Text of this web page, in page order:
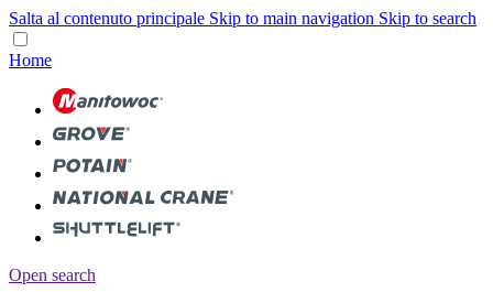
Salta al contenuto principale Skip to main navigation Skip to search
Home
Open search